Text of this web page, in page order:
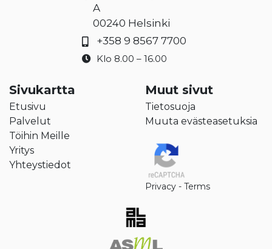
A
00240 Helsinki
+358 9 8567 7700
Klo 8.00 – 16.00
Sivukartta
Etusivu
Palvelut
Töihin Meille
Yritys
Yhteystiedot
Muut sivut
Tietosuoja
Muuta evästeasetuksia
Privacy - Terms